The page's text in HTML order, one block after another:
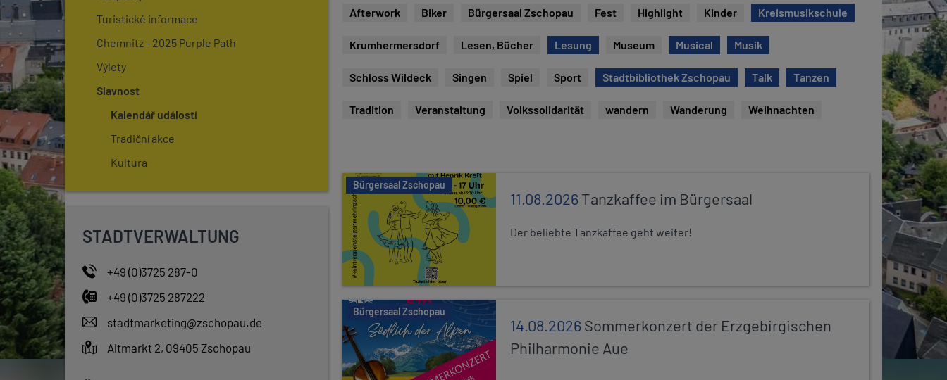
Turistické informace
Chemnitz - 2025 Purple Path
Výlety
Slavnost
Kalendář událostí
Tradiční akce
Kultura
STADTVERWALTUNG
+49 (0)3725 287-0
+49 (0)3725 287222
stadtmarketing@zschopau.de
Altmarkt 2, 09405 Zschopau
t
u
Afterwork Biker Bürgersaal Zschopau Fest Highlight Kinder Kreismusikschule
Krumhermersdorf Lesen, Bücher Lesung Museum Musical Musik
Schloss Wildeck Singen Spiel Sport Stadtbibliothek Zschopau Talk Tanzen
Tradition Veranstaltung Volkssolidarität wandern Wanderung Weihnachten
Bürgersaal Zschopau
11.08.2026Tanzkaffee im Bürgersaal
Der beliebte Tanzkaffee geht weiter!
Bürgersaal Zschopau
14.08.2026Sommerkonzert der Erzgebirgischen
Philharmonie Aue